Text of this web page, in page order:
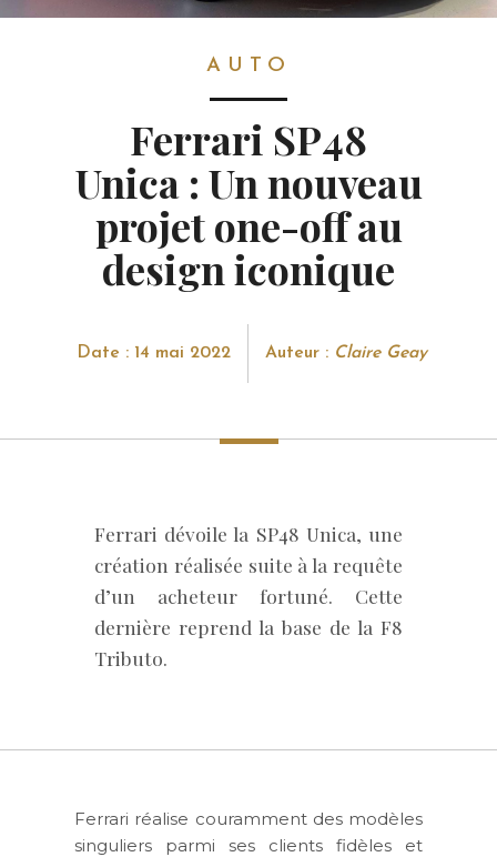
AUTO
Ferrari SP48
Unica : Un nouveau
projet one-off au
design iconique
Date : 14 mai 2022 Auteur : Claire Geay
Ferrari dévoile la SP48 Unica, une
création réalisée suite à la requête
d’un acheteur fortuné. Cette
dernière reprend la base de la F8
Tributo.
Ferrari réalise couramment des modèles
singuliers parmi ses clients fidèles et